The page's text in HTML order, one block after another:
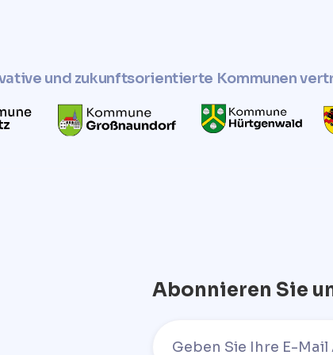
und zukunftsorientierte Kommunen
Abonnieren Sie